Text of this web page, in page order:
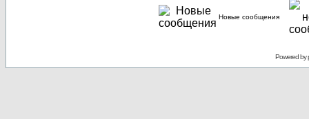
Новые сообщения
Powered by